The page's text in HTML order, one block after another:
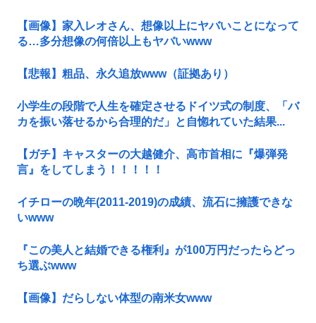
【画像】家入レオさん、想像以上にヤバいことになって
る…多分想像の何倍以上もヤバいwww
【悲報】粗品、永久追放www（証拠あり）
小学生の段階で人生を確定させるドイツ式の制度、「バ
カを振い落せるから合理的だ」と自惚れていた結果...
【ガチ】キャスターの大越健介、高市首相に『爆弾発
言』をしてしまう！！！！！
イチローの晩年(2011-2019)の成績、流石に擁護できな
いwww
『この美人と結婚できる権利』が100万円だったらどっ
ち選ぶwww
【画像】だらしない体型の南米女www